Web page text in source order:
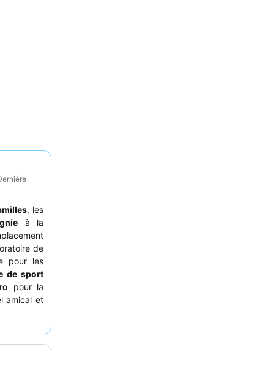
, les
à la
de
pour les
de sport
pour la
amical et
à vous